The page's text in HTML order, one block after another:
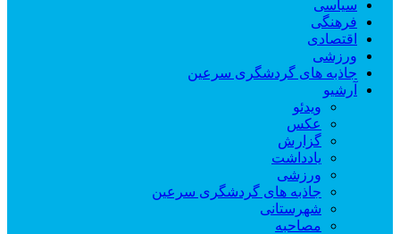
سیاسی
فرهنگی
اقتصادی
ورزشی
جاذبه های گردشگری سرعین
آرشیو
ویدئو
عکس
گزارش
یادداشت
ورزشی
جاذبه های گردشگری سرعین
شهرستانی
مصاحبه